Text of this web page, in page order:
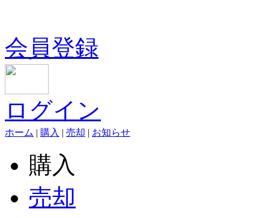
会員登録
ログイン
ホーム | 購入 | 売却 | お知らせ
購入
売却